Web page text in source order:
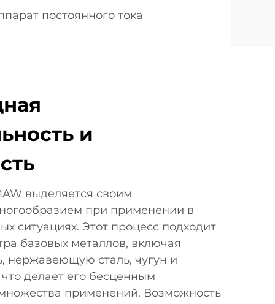
постоянного тока
и
выделяется своим
при применении в
ситуациях. Этот процесс подходит
базовых металлов, включая
нержавеющую сталь, чугун и
делает его бесценным
применений. Возможность